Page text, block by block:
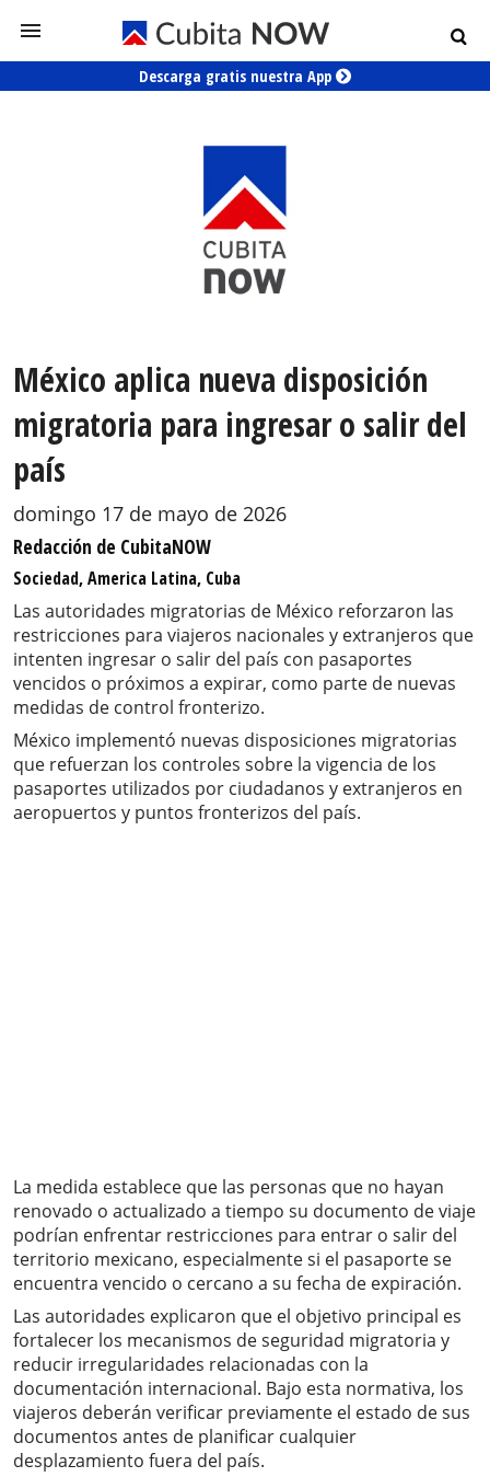
Descarga gratis nuestra App
México aplica nueva disposición
migratoria para ingresar o salir del
país
domingo 17 de mayo de 2026
Redacción de CubitaNOW
Sociedad, America Latina, Cuba
Las autoridades migratorias de México reforzaron las
restricciones para viajeros nacionales y extranjeros que
intenten ingresar o salir del país con pasaportes
vencidos o próximos a expirar, como parte de nuevas
medidas de control fronterizo.
México implementó nuevas disposiciones migratorias
que refuerzan los controles sobre la vigencia de los
pasaportes utilizados por ciudadanos y extranjeros en
aeropuertos y puntos fronterizos del país.
La medida establece que las personas que no hayan
renovado o actualizado a tiempo su documento de viaje
podrían enfrentar restricciones para entrar o salir del
territorio mexicano, especialmente si el pasaporte se
encuentra vencido o cercano a su fecha de expiración.
Las autoridades explicaron que el objetivo principal es
fortalecer los mecanismos de seguridad migratoria y
reducir irregularidades relacionadas con la
documentación internacional. Bajo esta normativa, los
viajeros deberán verificar previamente el estado de sus
documentos antes de planificar cualquier
desplazamiento fuera del país.